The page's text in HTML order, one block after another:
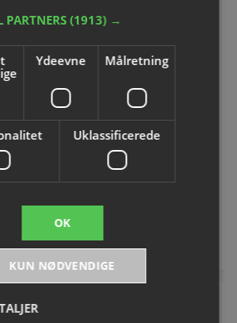
Unihoc Star Ace
Floorballstav
PARTNERS(1913) →
Ydeevne Målretning
Uklassificerede
OK
KUN NØDVENDIGE